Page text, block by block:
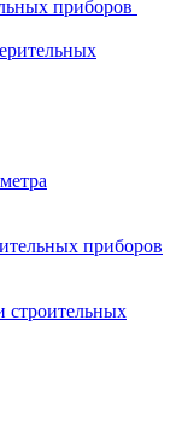
приборов
приборов
строительных